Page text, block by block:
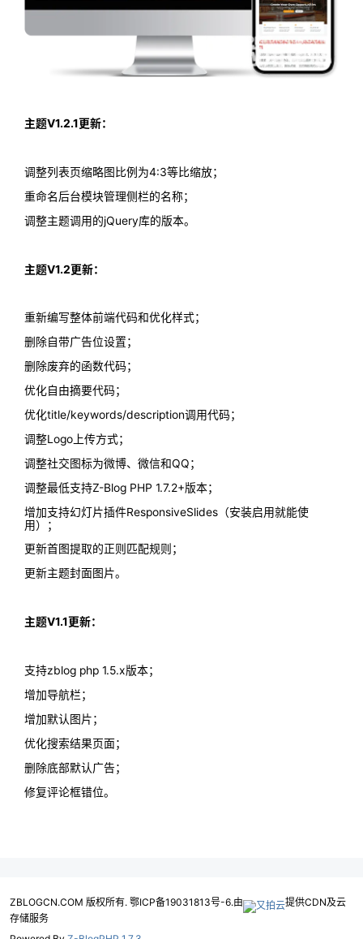
主题V1.2.1更新：
调整列表页缩略图比例为4:3等比缩放；
重命名后台模块管理侧栏的名称；
调整主题调用的jQuery库的版本。
主题V1.2更新：
重新编写整体前端代码和优化样式；
删除自带广告位设置；
删除废弃的函数代码；
优化自由摘要代码；
优化title/keywords/description调用代码；
调整Logo上传方式；
调整社交图标为微博、微信和QQ；
调整最低支持Z-Blog PHP 1.7.2+版本；
增加支持幻灯片插件ResponsiveSlides （安装启用就能使
用）；
更新首图提取的正则匹配规则；
更新主题封面图片。
主题V1.1更新：
支持zblog php 1.5.x版本；
增加导航栏；
增加默认图片；
优化搜索结果页面；
删除底部默认广告；
修复评论框错位。
ZBLOGCN.COM 版权所有. 鄂ICP备19031813号-6.由
提供CDN及云
存储服务